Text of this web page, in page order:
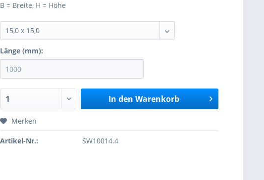
B = Breite, H = Höhe
Länge (mm):
In den Warenkorb
Merken
Artikel-Nr.: SW10014.4